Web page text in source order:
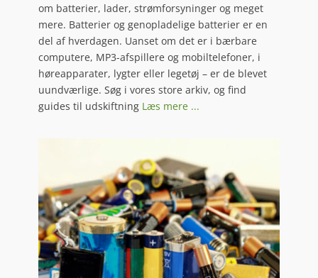
om batterier, lader, strømforsyninger og meget
mere. Batterier og genopladelige batterier er en
del af hverdagen. Uanset om det er i bærbare
computere, MP3-afspillere og mobiltelefoner, i
høreapparater, lygter eller legetøj – er de blevet
uundværlige. Søg i vores store arkiv, og find
guides til udskiftning Læs mere ...